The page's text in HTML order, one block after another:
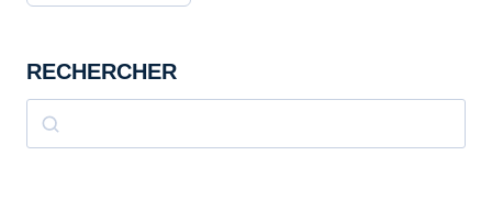
RECHERCHER
Rechercher